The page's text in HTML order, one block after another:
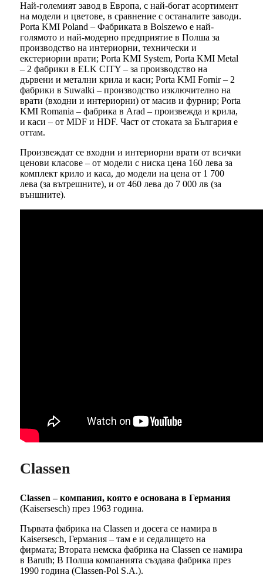
Най-големият завод в Европа, с най-богат асортимент
на модели и цветове, в сравнение с останалите заводи.
Porta KMI Poland – Фабриката в Bolszewo е най-
голямото и най-модерно предприятие в Полша за
производство на интериорни, технически и
екстериорни врати; Porta KMI System, Porta KMI Metal
– 2 фабрики в ELK CITY – за производство на
дървени и метални крила и каси; Porta KMI Fornir – 2
фабрики в Suwalki – производство изключително на
врати (входни и интериорни) от масив и фурнир; Porta
KMI Romania – фабрика в Arad – произвежда и крила,
и каси – от MDF и HDF. Част от стоката за България е
оттам.
Произвеждат се входни и интериорни врати от всички
ценови класове – от модели с ниска цена 160 лева за
комплект крило и каса, до модели на цена от 1 700
лева (за вътрешните), и от 460 лева до 7 000 лв (за
външните).
Classen
Classen – компания, която е основана в Германия
(Kaisersesch) през 1963 година.
Първата фабрика на Classen и досега се намира в
Kaisersesch, Германия – там е и седалището на
фирмата; Втората немска фабрика на Classen се намира
в Baruth; В Полша компанията създава фабрика през
1990 година (Classen-Pol S.A.).